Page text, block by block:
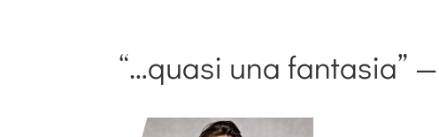
“…quasi una fantasia” —